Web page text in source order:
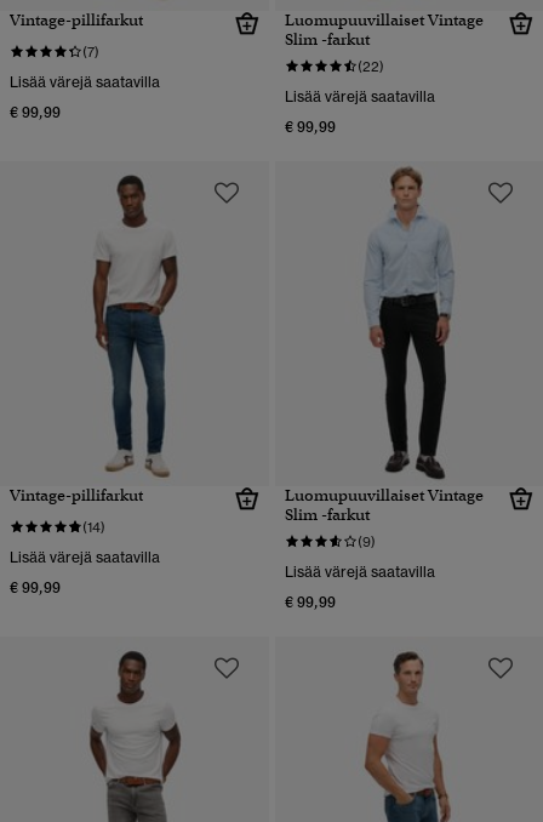
Vintage-pillifarkut
(7)
Lisää värejä saatavilla
€ 99,99
Luomupuuvillaiset Vintage
Slim -farkut
(22)
Lisää värejä saatavilla
€ 99,99
Vintage-pillifarkut
(14)
Lisää värejä saatavilla
€ 99,99
Luomupuuvillaiset Vintage
Slim -farkut
(9)
Lisää värejä saatavilla
€ 99,99